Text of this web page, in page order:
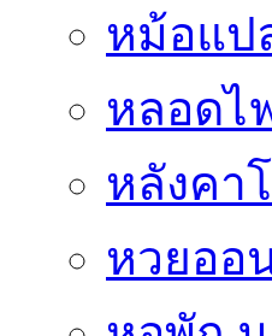
หม้อแป
หลอดไ
หลังคา
หวยออ